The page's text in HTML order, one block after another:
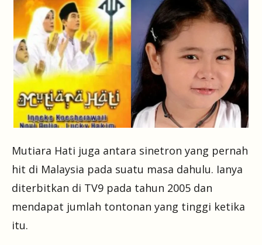
Mutiara Hati juga antara sinetron yang pernah
hit di Malaysia pada suatu masa dahulu. Ianya
diterbitkan di TV9 pada tahun 2005 dan
mendapat jumlah tontonan yang tinggi ketika
itu.